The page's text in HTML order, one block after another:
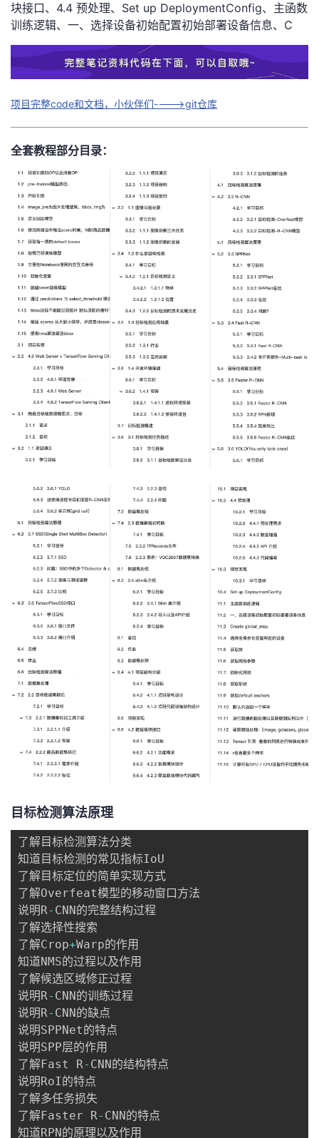
堂
程
认
证
的
实
验
我
的
收
藏
我
的
技
支
持
我
的
声
建
议
块接口、4.4 预处理、Set up DeploymentConfig、主函数
训练逻辑、一、选择设备初始配置初始部署设备信息、C
项目完整code和文档，小伙伴们---->git仓库
全套教程部分目录：
目标检测算法原理
了解目标检测算法分类
知道目标检测的常见指标IoU
了解目标定位的简单实现方式
了解Overfeat模型的移动窗口方法
说明R- CNN的完整结构过程
了解选择性搜索
了解Crop+Warp的作用
知道NMS的过程以及作用
了解候选区域修正过程
说明R- CNN的训练过程
说明R- CNN的缺点
说明SPPNet的特点
说明SPP层的作用
了解Fast R- CNN的结构特点
说明RoI的特点
了解多任务损失
了解Faster R- CNN的特点
知道RPN的原理以及作用